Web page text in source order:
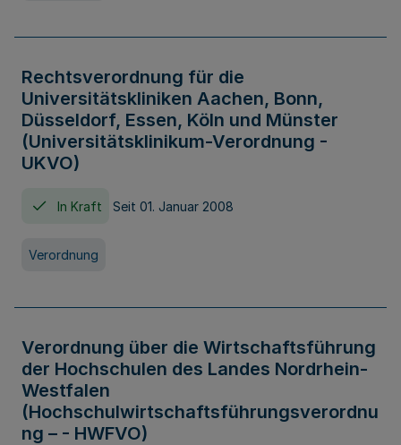
Rechtsverordnung für die
Universitätskliniken Aachen, Bonn,
Düsseldorf, Essen, Köln und Münster
(Universitätsklinikum-Verordnung -
UKVO)
In Kraft Seit 01. Januar 2008
Verordnung
Verordnung über die Wirtschaftsführung
der Hochschulen des Landes Nordrhein-
Westfalen
(Hochschulwirtschaftsführungsverordnu
ng – - HWFVO)